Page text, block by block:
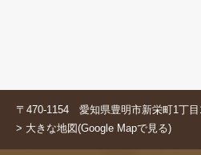
〒470-1154 愛知県豊明市新栄町1丁目
> 大きな地図(Google Mapで見る)